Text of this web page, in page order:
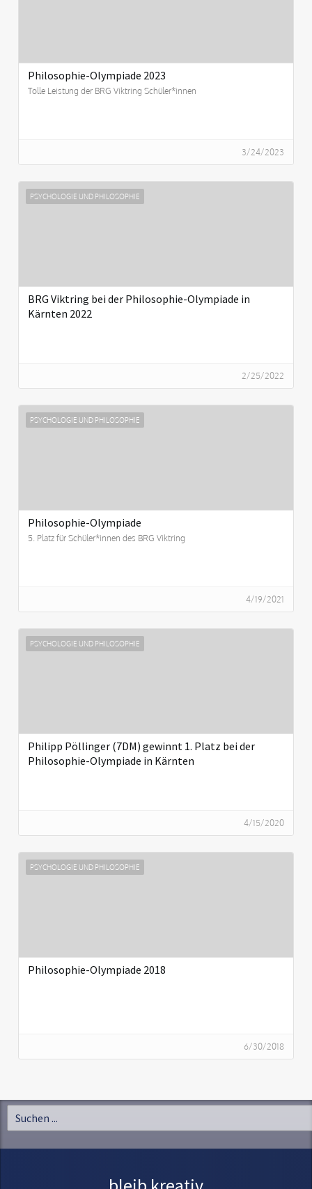
Philosophie-Olympiade 2023
Tolle Leistung der BRG Viktring Schüler*innen
3/24/2023
PSYCHOLOGIE UND PHILOSOPHIE
BRG Viktring bei der Philosophie-Olympiade in
Kärnten 2022
2/25/2022
PSYCHOLOGIE UND PHILOSOPHIE
Philosophie-Olympiade
5. Platz für Schüler*innen des BRG Viktring
4/19/2021
PSYCHOLOGIE UND PHILOSOPHIE
Philipp Pöllinger (7DM) gewinnt 1. Platz bei der
Philosophie-Olympiade in Kärnten
4/15/2020
PSYCHOLOGIE UND PHILOSOPHIE
Philosophie-Olympiade 2018
6/30/2018